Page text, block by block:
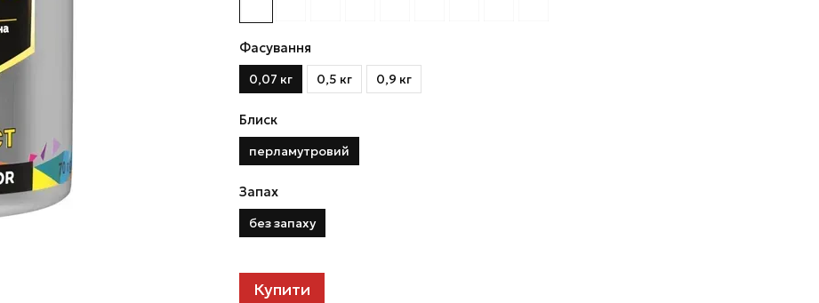
Фасування
0,07 кг 0,5 кг 0,9 кг
Блиск
перламутровий
Запах
без запаху
Купити